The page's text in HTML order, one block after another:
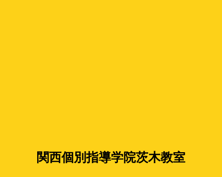
関西個別指導学院茨木教室